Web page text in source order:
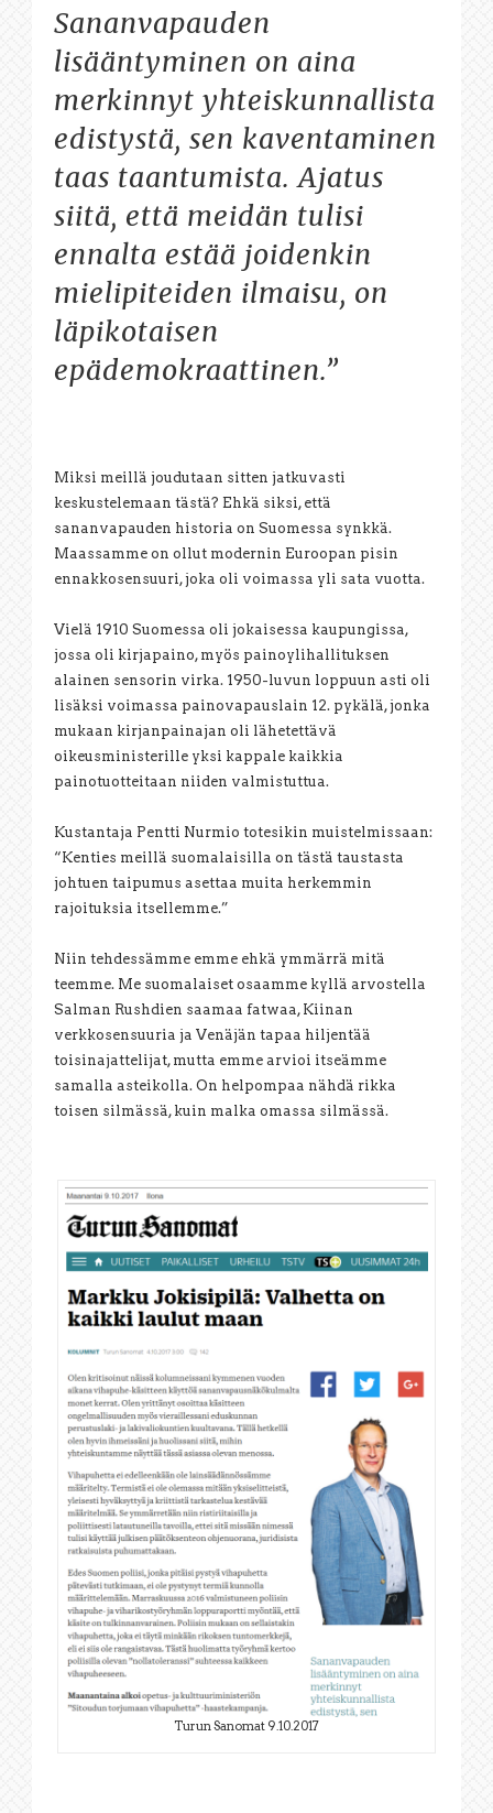
Sananvapauden
lisääntyminen on aina
merkinnyt yhteiskunnallista
edistystä, sen kaventaminen
taas taantumista. Ajatus
siitä, että meidän tulisi
ennalta estää joidenkin
mielipiteiden ilmaisu, on
läpikotaisen
epädemokraattinen.”
Miksi meillä joudutaan sitten jatkuvasti
keskustelemaan tästä? Ehkä siksi, että
sananvapauden historia on Suomessa synkkä.
Maassamme on ollut modernin Euroopan pisin
ennakkosensuuri, joka oli voimassa yli sata vuotta.
Vielä 1910 Suomessa oli jokaisessa kaupungissa,
jossa oli kirjapaino, myös painoylihallituksen
alainen sensorin virka. 1950-luvun loppuun asti oli
lisäksi voimassa painovapauslain 12. pykälä, jonka
mukaan kirjanpainajan oli lähetettävä
oikeusministerille yksi kappale kaikkia
painotuotteitaan niiden valmistuttua.
Kustantaja Pentti Nurmio totesikin muistelmissaan:
“Kenties meillä suomalaisilla on tästä taustasta
johtuen taipumus asettaa muita herkemmin
rajoituksia itsellemme.”
Niin tehdessämme emme ehkä ymmärrä mitä
teemme. Me suomalaiset osaamme kyllä arvostella
Salman Rushdien saamaa fatwaa, Kiinan
verkkosensuuria ja Venäjän tapaa hiljentää
toisinajattelijat, mutta emme arvioi itseämme
samalla asteikolla. On helpompaa nähdä rikka
toisen silmässä, kuin malka omassa silmässä.
Turun Sanomat 9.10.2017